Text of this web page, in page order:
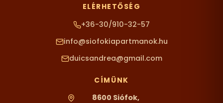
ELÉRHETŐSÉG
+36-30/910-32-57
info@siofokiapartmanok.hu
duicsandrea@gmail.com
CÍMÜNK
8600 Siófok,